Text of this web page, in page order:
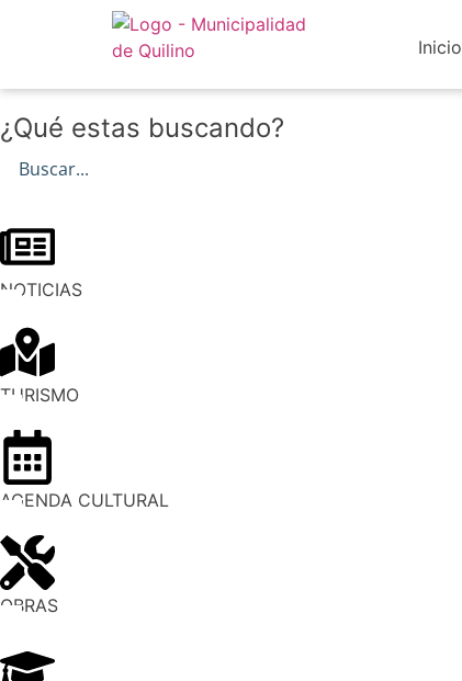
Inicio
¿Qué estas buscando?
NOTICIAS
TURISMO
AGENDA CULTURAL
OBRAS